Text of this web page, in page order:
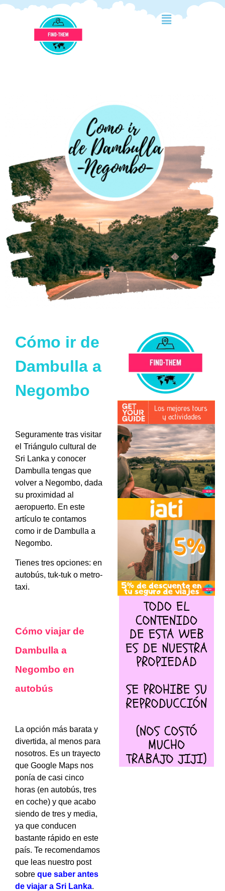
Cómo ir de
Dambulla a
Negombo
Seguramente tras visitar
el Triángulo cultural de
Sri Lanka y conocer
Dambulla tengas que
volver a Negombo, dada
su proximidad al
aeropuerto. En este
artículo te contamos
como ir de Dambulla a
Negombo.
Tienes tres opciones: en
autobús, tuk-tuk o metro-
taxi.
Cómo viajar de
Dambulla a
Negombo en
autobús
La opción más barata y
divertida, al menos para
nosotros. Es un trayecto
que Google Maps nos
ponía de casi cinco
horas (en autobús, tres
en coche) y que acabo
siendo de tres y media,
ya que conducen
bastante rápido en este
país. Te recomendamos
que leas nuestro post
sobre que saber antes
de viajar a Sri Lanka.